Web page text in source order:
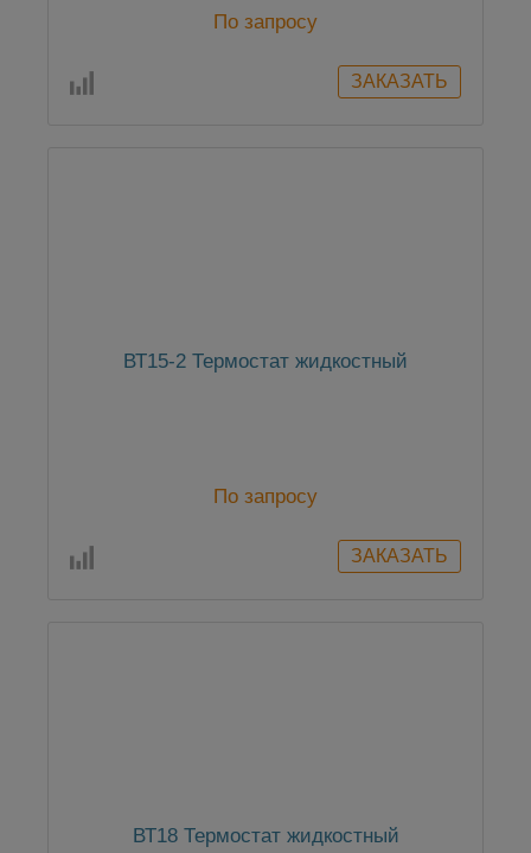
По запросу
ВТ15-2 Термостат жидкостный
По запросу
ВТ18 Термостат жидкостный